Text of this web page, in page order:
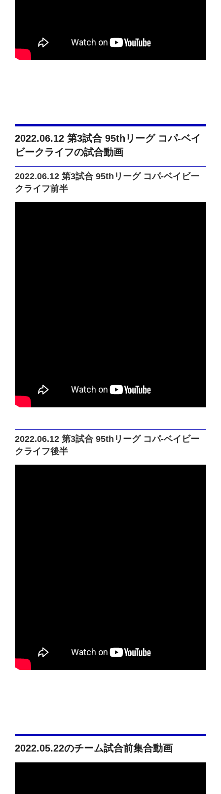
2022.06.12 第3試合 95thリーグ コパ-ベイ
ビークライフの試合動画
2022.06.12 第3試合 95thリーグ コパ-ベイビー
クライフ前半
2022.06.12 第3試合 95thリーグ コパ-ベイビー
クライフ後半
2022.05.22のチーム試合前集合動画